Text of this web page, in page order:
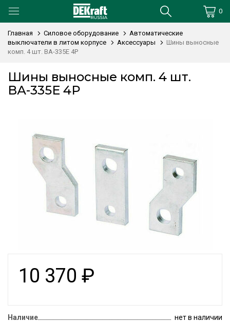
0
Главная Силовое оборудование
Автоматические
выключатели в литом корпусе
Аксессуары
Шины выносные
комп. 4 шт. ВА-335E 4P
Шины выносные комп. 4 шт.
ВА-335E 4P
10 370 ₽
Наличие
нет в наличии